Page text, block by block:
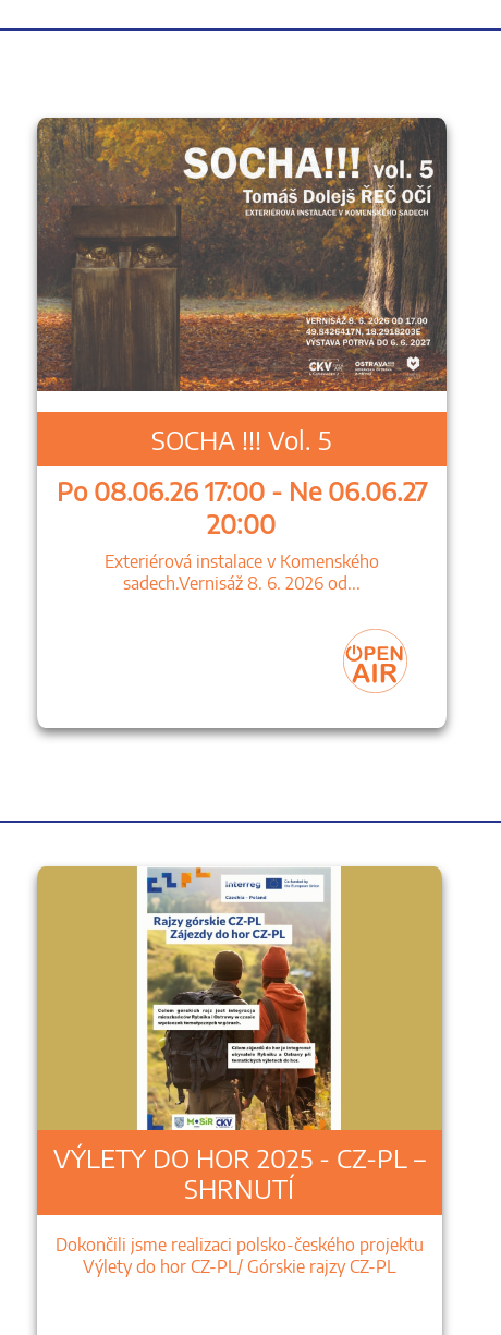
SOCHA !!! Vol. 5
Po 08.06.26 17:00 - Ne 06.06.27
20:00
Exteriérová instalace v Komenského
sadech.Vernisáž 8. 6. 2026 od...
VÝLETY DO HOR 2025 - CZ-PL –
SHRNUTÍ
Dokončili jsme realizaci polsko-českého projektu
Výlety do hor CZ-PL/ Górskie rajzy CZ-PL